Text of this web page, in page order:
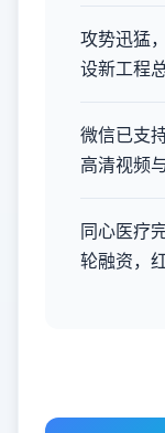
攻势迅猛
设新工程
微信已支
高清视频
同心医疗
轮融资，